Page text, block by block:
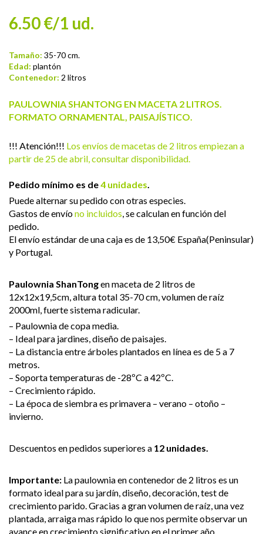
6.50 €/1 ud.
Tamaño: 35-70 cm.
Edad: plantón
Contenedor: 2 litros
PAULOWNIA SHANTONG EN MACETA 2 LITROS.
FORMATO ORNAMENTAL, PAISAJÍSTICO.
!!! Atención!!! Los envíos de macetas de 2 litros empiezan a
partir de 25 de abril, consultar disponibilidad.
Pedido mínimo es de4 unidades.
Puede alternar su pedido con otras especies.
Gastos de envíono incluidos, se calculan en función del
pedido.
El envío estándar de una caja es de 13,50€ España(Peninsular)
y Portugal.
Paulownia ShanTongen maceta de 2 litros de
12x12x19,5cm, altura total 35-70 cm, volumen de raíz
2000ml, fuerte sistema radicular.
– Paulownia de copa media.
– Ideal para jardines, diseño de paisajes.
– La distancia entre árboles plantados en línea es de 5 a 7
metros.
– Soporta temperaturas de -28ºC a 42ºC.
– Crecimiento rápido.
– La época de siembra es primavera – verano – otoño –
invierno.
Descuentos en pedidos superiores a 12 unidades.
Importante: La paulownia en contenedor de 2 litros es un
formato ideal para su jardín, diseño, decoración, test de
crecimiento parido. Gracias a gran volumen de raíz, una vez
plantada, arraiga mas rápido lo que nos permite observar un
avance en crecimiento significativo en el primer año.